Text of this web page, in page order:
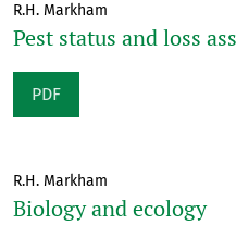
R.H. Markham
Pest status and loss
PDF
R.H. Markham
Biology and ecology